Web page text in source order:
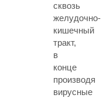
сквозь
желудочно-
кишечный
тракт,
в
конце
производя
вирусные